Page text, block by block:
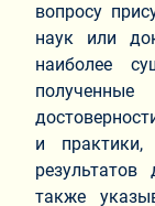
вопросу
наук или
наиболее
и практики,
результатов
также